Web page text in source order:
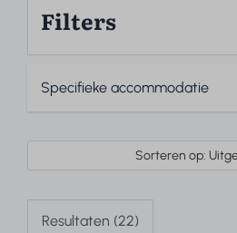
Filters
Sorteren op:
Resultaten (22)